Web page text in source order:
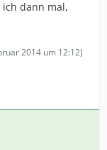
ich dann mal,
2014 um 12:12)